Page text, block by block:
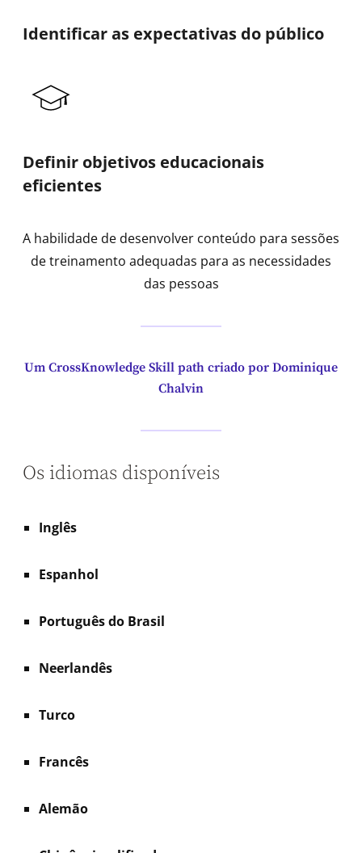
Identificar as expectativas do público
Definir objetivos educacionais
eficientes
A habilidade de desenvolver conteúdo para sessões
de treinamento adequadas para as necessidades
das pessoas
Um CrossKnowledge Skill path criado por Dominique
Chalvin
Os idiomas disponíveis
Inglês
Espanhol
Português do Brasil
Neerlandês
Turco
Francês
Alemão